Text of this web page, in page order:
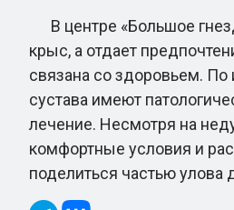
В центре «Большое
крыс, а отдает
связана со здоровьем. По
сустава имеют
лечение. Несмотря на
комфортные условия и
поделиться частью улова